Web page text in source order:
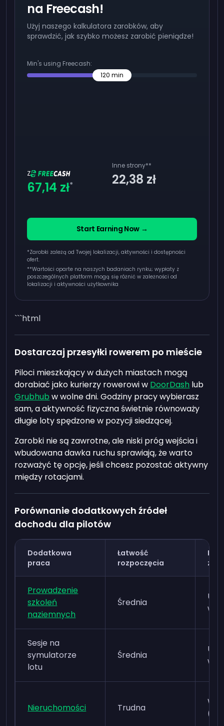
na Freecash!
Użyj naszego kalkulatora zarobków, aby
sprawdzić, jak szybko możesz zarobić pieniądze!
Min's using Freecash:
120 min
Z
67,14 zł*
Inne strony**
22,38 zł
Start Earning Now →
*Zarobki zależą od Twojej lokalizacji, aktywności i dostępności
ofert.
**Wartości oparte na naszych badaniach rynku; wypłaty z
poszczególnych platform mogą się różnić w zależności od
lokalizacji i aktywności użytkownika
```html
Dostarczaj przesyłki rowerem po mieście
Piloci mieszkający w dużych miastach mogą
dorabiać jako kurierzy rowerowi w DoorDash lub
Grubhub w wolne dni. Godziny pracy wybierasz
sam, a aktywność fizyczna świetnie równoważy
długie loty spędzone w pozycji siedzącej.
Zarobki nie są zawrotne, ale niski próg wejścia i
wbudowana dawka ruchu sprawiają, że warto
rozważyć tę opcję, jeśli chcesz pozostać aktywny
między rotacjami.
Porównanie dodatkowych źródeł
dochodu dla pilotów
Dodatkowa
praca
Łatwość
rozpoczęcia
Prowadzenie
szkoleń
naziemnych
Średnia
Sesje na
symulatorze
lotu
Średnia
Nieruchomości Trudna